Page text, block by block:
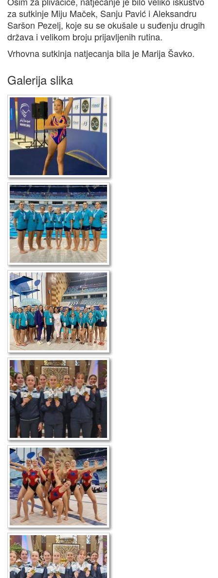
za sutkinje Miju Maček, Sanju Pavić i Aleksandru
Saršon Pezelj, koje su se okušale u suđenju drugih
država i velikom broju prijavljenih rutina.
Vrhovna sutkinja natjecanja bila je Marija Šavko.
Galerija slika